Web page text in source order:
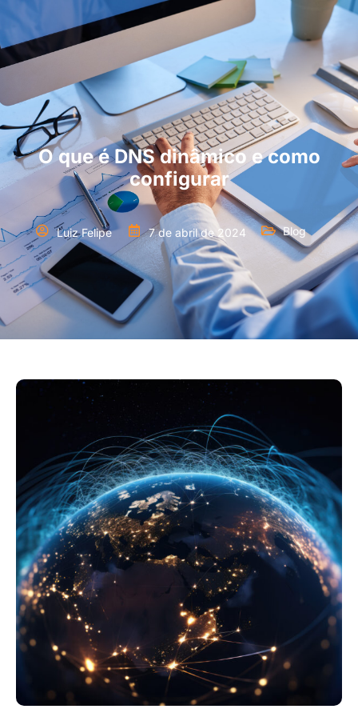
O que é DNS dinâmico e como
configurar
Luiz Felipe 7 de abril de 2024 Blog